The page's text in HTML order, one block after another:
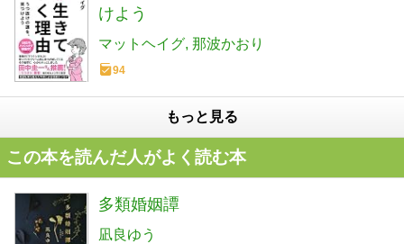
けよう
マットヘイグ 那波かおり
94
もっと見る
この本を読んだ人がよく読む本
多類婚姻譚
凪良ゆう